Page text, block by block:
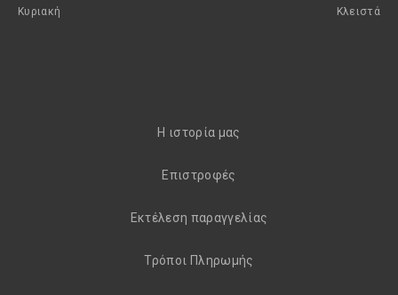
Κυριακή Kλειστά
H ιστορία μας
Eπιστροφές
Εκτέλεση παραγγελίας
Τρόποι Πληρωμής